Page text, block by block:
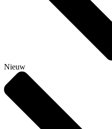
Nieuw